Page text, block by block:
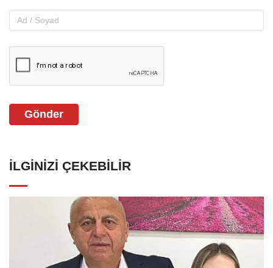
Gönder
İLGINIZI ÇEKEBILIR